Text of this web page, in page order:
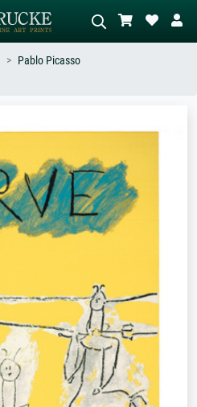
abstrait avec beaucoup de rouge,
arbre.
Pablo Picasso